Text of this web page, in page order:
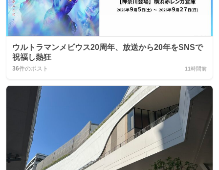
ウルトラマンメビウス20周年、放送から20年をSNSで
祝福し熱狂
36件のポスト 11時間前